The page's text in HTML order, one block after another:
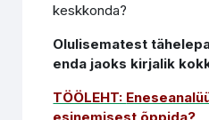
keskkonda?
Olulisematest
enda jaoks kirjalik
TÖÖLEHT: